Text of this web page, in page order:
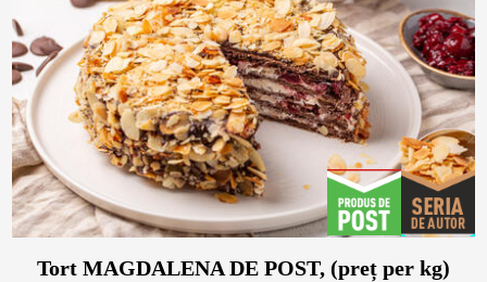
Tort MAGDALENA DE POST, (preț per kg)